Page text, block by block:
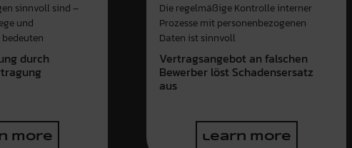
sinnvoll sind –
und
durch
more
Die regelmäßige Kontrolle interner
Prozesse mit personenbezogenen
Daten ist sinnvoll
Vertragsangebot an falschen
Bewerber löst Schadensersatz
aus
learn more